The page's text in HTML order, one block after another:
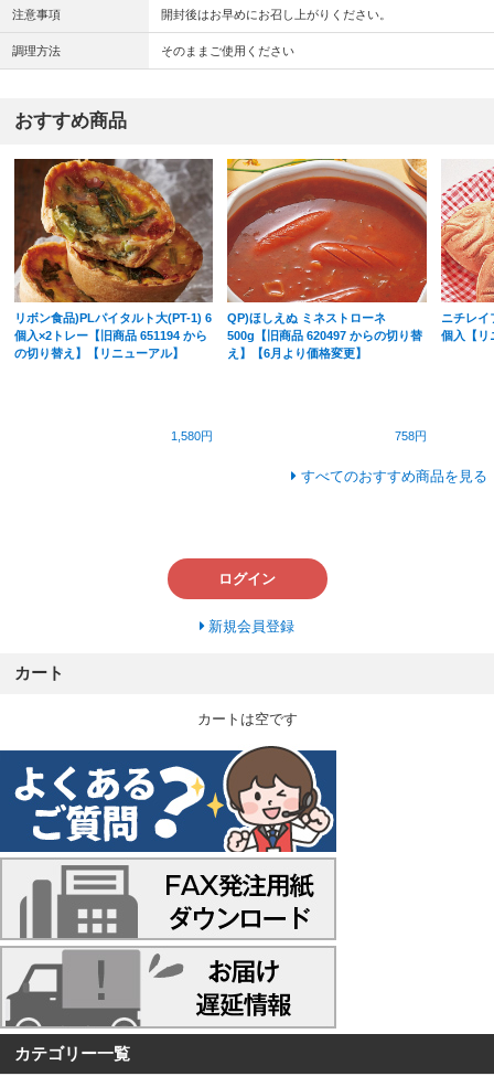
注意事項 開封後はお早めにお召し上がりください。
調理方法 そのままご使用ください
おすすめ商品
リボン食品)PLパイタルト大(PT-1) 6
個入×2トレー【旧商品 651194 から
の切り替え】【リニューアル】
1,580円
QP)ほしえぬ ミネストローネ
500g【旧商品 620497 からの切り替
え】【6月より価格変更】
758円
ニチレイ
個入【リ
すべてのおすすめ商品を見る
ログイン
新規会員登録
カート
カートは空です
カテゴリー一覧